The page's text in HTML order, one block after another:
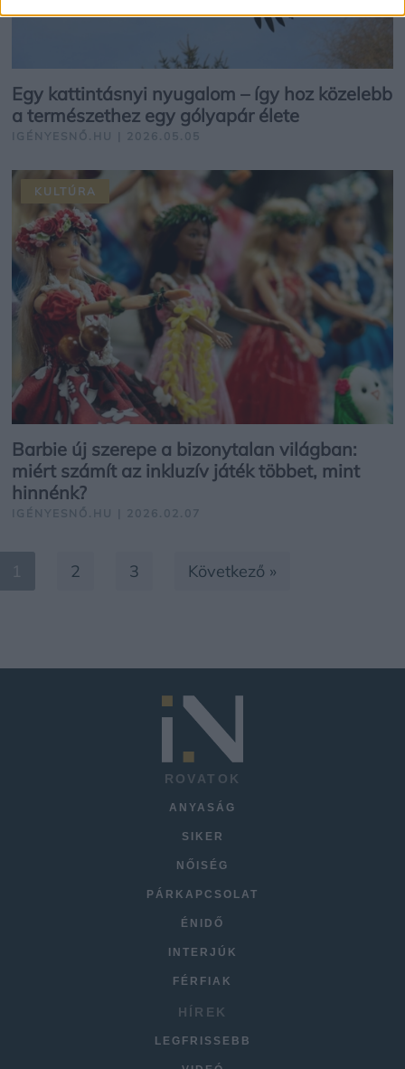
Egy kattintásnyi nyugalom – így hoz közelebb
a természethez egy gólyapár élete
IGÉNYESNŐ.HU | 2026.05.05
Barbie új szerepe a bizonytalan világban:
miért számít az inkluzív játék többet, mint
hinnénk?
IGÉNYESNŐ.HU | 2026.02.07
KULTÚRA
1 2 3 Következő »
ROVATOK
ANYASÁG
SIKER
NŐISÉG
PÁRKAPCSOLAT
ÉNIDŐ
INTERJÚK
FÉRFIAK
HÍREK
LEGFRISSEBB